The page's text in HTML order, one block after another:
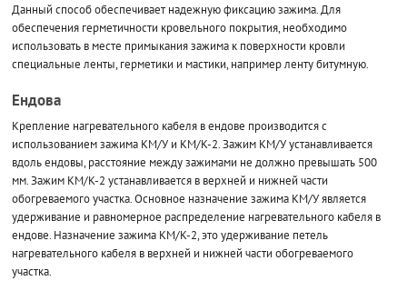
Данный способ обеспечивает надежную фиксацию зажима. Для
обеспечения герметичности кровельного покрытия, необходимо
использовать в месте примыкания зажима к поверхности кровли
специальные ленты, герметики и мастики, например ленту битумную.
Ендова
Крепление нагревательного кабеля в ендове производится с
использованием зажима КМ/У и КМ/К-2. Зажим КМ/У устанавливается
вдоль ендовы, расстояние между зажимами не должно превышать 500
мм. Зажим КМ/К-2 устанавливается в верхней и нижней части
обогреваемого участка. Основное назначение зажима КМ/У является
удерживание и равномерное распределение нагревательного кабеля в
ендове. Назначение зажима КМ/К-2, это удерживание петель
нагревательного кабеля в верхней и нижней части обогреваемого
участка.